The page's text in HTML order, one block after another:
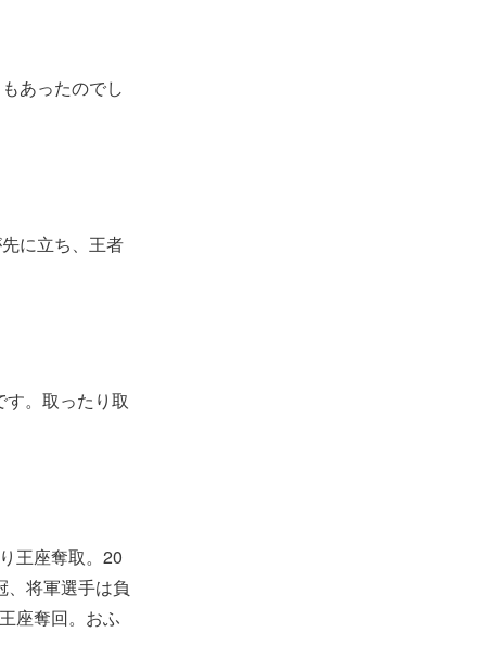
あったのでし
に立ち、王者
。取ったり取
王座奪取。20
、将軍選手は負
座奪回。おふ